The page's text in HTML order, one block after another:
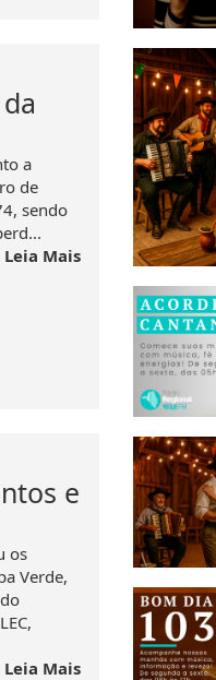
a
de
sendo
Leia Mais
e
os
Verde,
Leia Mais